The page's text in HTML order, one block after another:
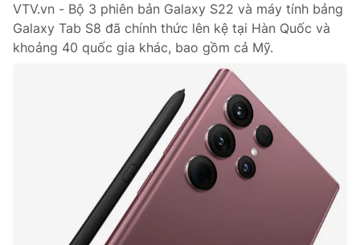
Xã hội
Thế giới đó đây
VTV.vn - Bộ 3 phiên bản Galaxy S22 và máy tính bảng
Galaxy Tab S8 đã chính thức lên kệ tại Hàn Quốc và
khoảng 40 quốc gia khác, bao gồm cả Mỹ.